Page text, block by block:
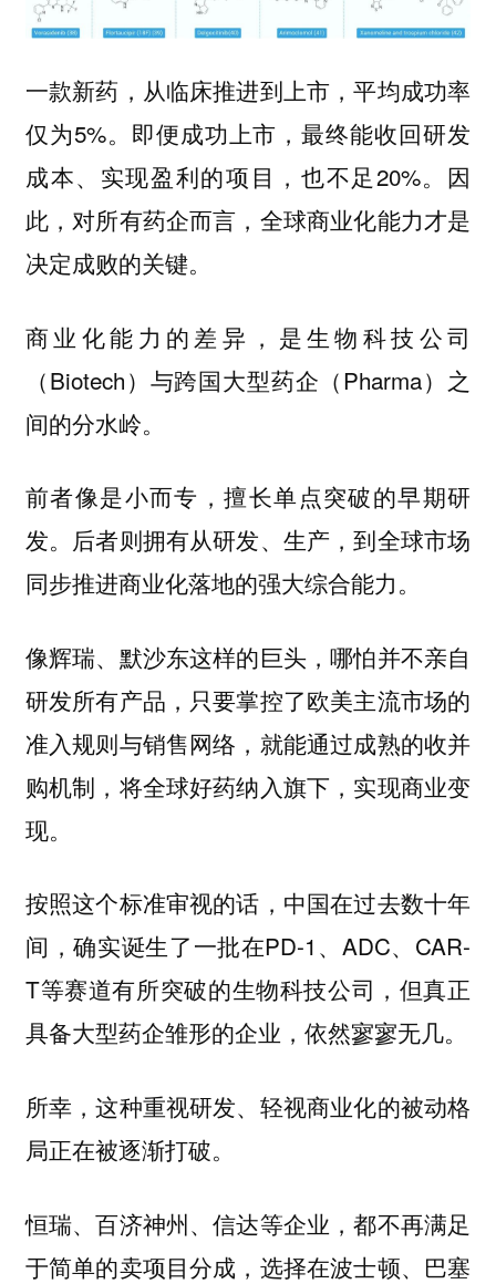
一款新药，从临床推进到上市，平均成功率
仅为5%。即便成功上市，最终能收回研发
成本、实现盈利的项目，也不足20%。因
此，对所有药企而言，全球商业化能力才是
决定成败的关键。
商业化能力的差异，是生物科技公司
（Biotech）与跨国大型药企（Pharma）之
间的分水岭。
前者像是小而专，擅长单点突破的早期研
发。后者则拥有从研发、生产，到全球市场
同步推进商业化落地的强大综合能力。
像辉瑞、默沙东这样的巨头，哪怕并不亲自
研发所有产品，只要掌控了欧美主流市场的
准入规则与销售网络，就能通过成熟的收并
购机制，将全球好药纳入旗下，实现商业变
现。
按照这个标准审视的话，中国在过去数十年
间，确实诞生了一批在PD-1、ADC、CAR-
T等赛道有所突破的生物科技公司，但真正
具备大型药企雏形的企业，依然寥寥无几。
所幸，这种重视研发、轻视商业化的被动格
局正在被逐渐打破。
恒瑞、百济神州、信达等企业，都不再满足
于简单的卖项目分成，选择在波士顿、巴塞